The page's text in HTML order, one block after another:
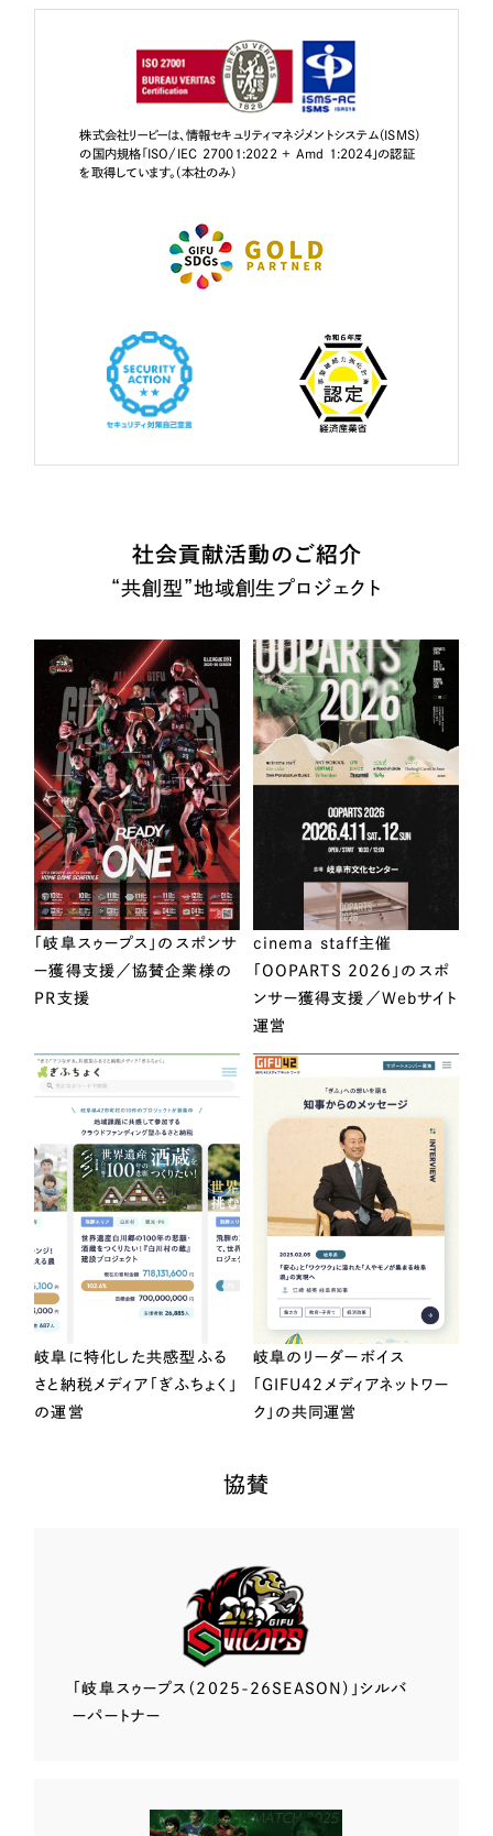
株式会社リーピーは、情報セキュリティマネジメントシステム（ISMS）
の国内規格「ISO/IEC 27001:2022 + Amd 1:2024」の認証
を取得しています。（本社のみ）
社会貢献活動のご紹介
“共創型”地域創生プロジェクト
「岐阜スゥープス」のスポンサ
ー獲得支援／協賛企業様の
PR支援
cinema staff主催
「OOPARTS 2026」のスポ
ンサー獲得支援／Webサイト
運営
岐阜に特化した共感型ふる
さと納税メディア「ぎふちょく」
の運営
岐阜のリーダーボイス
「GIFU42メディアネットワー
ク」の共同運営
協賛
「岐阜スゥープス （2025-26SEASON）」 シルバ
ーパートナー